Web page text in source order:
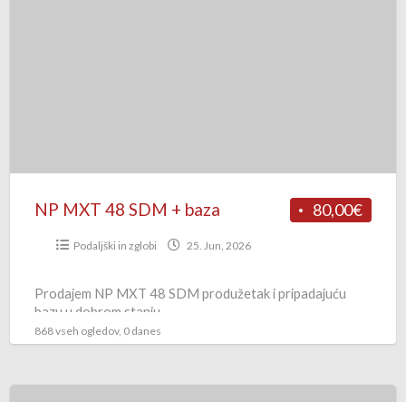
80,00€
NP MXT 48 SDM + baza
Podaljški in zglobi 25. Jun, 2026
Prodajem NP MXT 48 SDM produžetak i pripadajuću
bazu u dobrom stanju.
868 vseh ogledov, 0 danes